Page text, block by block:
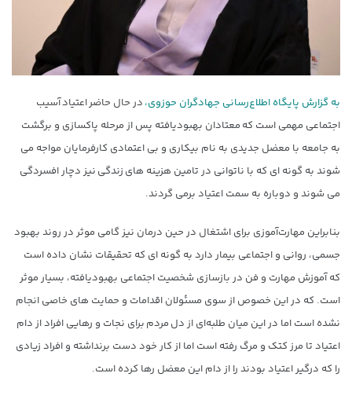
به گزارش پایگاه اطلاع‌رسانی جهادگران حوزوی، در حال حاضر اعتیاد آسیب
اجتماعی مهمی است که معتادان بهبودیافته پس از مرحله پاکسازی و برگشت
به جامعه با معضل جدیدی به نام بیکاری و بی اعتمادی کارفرمایان مواجه می
شوند به گونه ای که با ناتوانی در تامین هزینه های زندگی نیز دچار افسردگی
می شوند و دوباره به سمت اعتیاد برمی گردند.
بنابراین مهارت‌آموزی برای اشتغال در حین درمان نیز گامی موثر در روند بهبود
جسمی، روانی و اجتماعی بیمار دارد به گونه ای که تحقیقات نشان داده است
که آموزش مهارت و فن در بازسازی شخصیت اجتماعی بهبودیافته، بسیار موثر
است. که در این خصوص از سوی مسئولان اقدامات و حمایت های خاصی انجام
نشده است اما در این میان طلبه‌ای از دل مردم برای نجات و رهایی افراد از دام
اعتیاد تا مرز کتک و مرگ رفته است اما از کار خود دست برنداشته و افراد زیادی
را که درگیر اعتیاد بودند را از دام این معضل رها کرده است.